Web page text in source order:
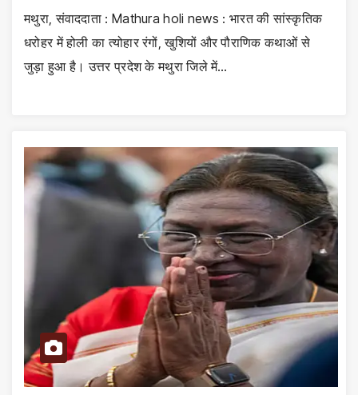
मथुरा, संवाददाता : Mathura holi news : भारत की सांस्कृतिक
धरोहर में होली का त्योहार रंगों, खुशियों और पौराणिक कथाओं से
जुड़ा हुआ है। उत्तर प्रदेश के मथुरा जिले में…